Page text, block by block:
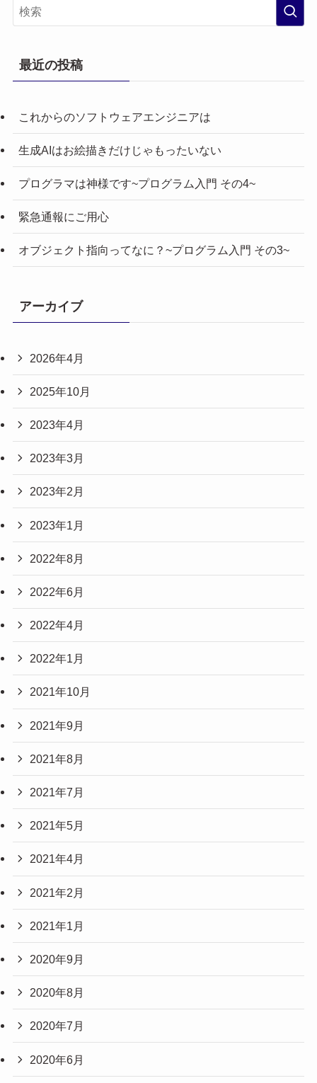
最近の投稿
これからのソフトウェアエンジニアは
生成AIはお絵描きだけじゃもったいない
プログラマは神様です~プログラム入門 その4~
緊急通報にご用心
オブジェクト指向ってなに？~プログラム入門 その3~
アーカイブ
2026年4月
2025年10月
2023年4月
2023年3月
2023年2月
2023年1月
2022年8月
2022年6月
2022年4月
2022年1月
2021年10月
2021年9月
2021年8月
2021年7月
2021年5月
2021年4月
2021年2月
2021年1月
2020年9月
2020年8月
2020年7月
2020年6月